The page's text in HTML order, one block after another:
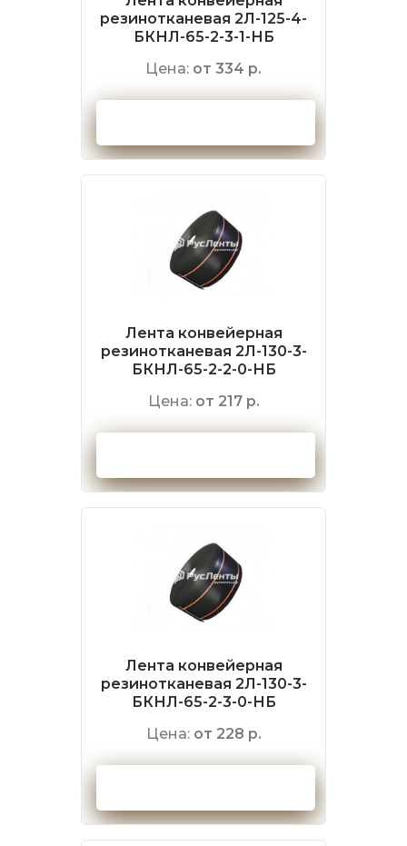
резинотканевая 2Л-125-4-
БКНЛ-65-2-3-1-НБ
Цена: от 334 р.
Лента конвейерная
резинотканевая 2Л-130-3-
БКНЛ-65-2-2-0-НБ
Цена: от 217 р.
Лента конвейерная
резинотканевая 2Л-130-3-
БКНЛ-65-2-3-0-НБ
Цена: от 228 р.